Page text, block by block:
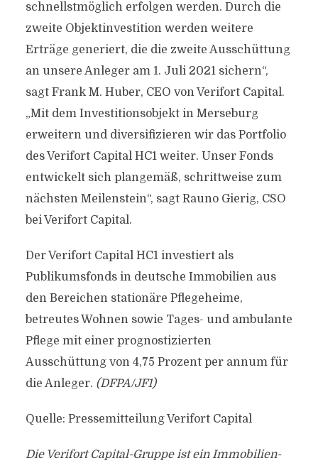
schnellstmöglich erfolgen werden. Durch die
zweite Objektinvestition werden weitere
Erträge generiert, die die zweite Ausschüttung
an unsere Anleger am 1. Juli 2021 sichern“,
sagt Frank M. Huber, CEO von Verifort Capital.
„Mit dem Investitionsobjekt in Merseburg
erweitern und diversifizieren wir das Portfolio
des Verifort Capital HC1 weiter. Unser Fonds
entwickelt sich plangemäß, schrittweise zum
nächsten Meilenstein“, sagt Rauno Gierig, CSO
bei Verifort Capital.
Der Verifort Capital HC1 investiert als
Publikumsfonds in deutsche Immobilien aus
den Bereichen stationäre Pflegeheime,
betreutes Wohnen sowie Tages- und ambulante
Pflege mit einer prognostizierten
Ausschüttung von 4,75 Prozent per annum für
die Anleger. (DFPA/JF1)
Quelle: Pressemitteilung Verifort Capital
Die Verifort Capital-Gruppe ist ein Immobilien-